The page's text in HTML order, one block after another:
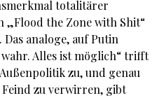
totalitärer
„Flood the Zone with Shit“
analoge, auf Putin
Alles ist möglich“ trifft
zu, und genau
zu verwirren, gibt